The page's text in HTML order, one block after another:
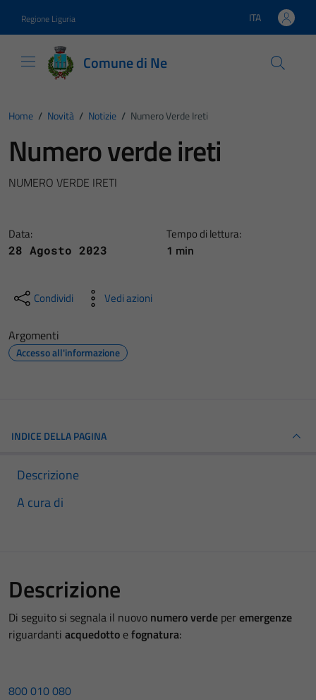
Regione Liguria Lingua attiva:
ITA
Comune di Ne
Home / Novità / Notizie / Numero Verde Ireti
Numero verde ireti
NUMERO VERDE IRETI
Data:
28 Agosto 2023
Tempo di lettura:
1 min
Condividi Vedi azioni
Argomenti
Accesso all'informazione
INDICE DELLA PAGINA
Descrizione
A cura di
Descrizione
Di seguito si segnala il nuovo numero verde peremergenze
riguardanti acquedotto efognatura:
800 010 080